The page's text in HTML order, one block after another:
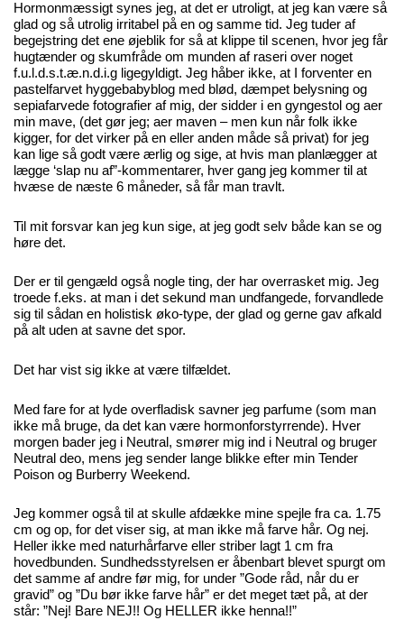
Hormonmæssigt synes jeg, at det er utroligt, at jeg kan være så
glad og så utrolig irritabel på en og samme tid. Jeg tuder af
begejstring det ene øjeblik for så at klippe til scenen, hvor jeg får
hugtænder og skumfråde om munden af raseri over noget
f.u.l.d.s.t.æ.n.d.i.g ligegyldigt. Jeg håber ikke, at I forventer en
pastelfarvet hyggebabyblog med blød, dæmpet belysning og
sepiafarvede fotografier af mig, der sidder i en gyngestol og aer
min mave, (det gør jeg; aer maven – men kun når folk ikke
kigger, for det virker på en eller anden måde så privat) for jeg
kan lige så godt være ærlig og sige, at hvis man planlægger at
lægge ‘slap nu af”-kommentarer, hver gang jeg kommer til at
hvæse de næste 6 måneder, så får man travlt.
Til mit forsvar kan jeg kun sige, at jeg godt selv både kan se og
høre det.
Der er til gengæld også nogle ting, der har overrasket mig. Jeg
troede f.eks. at man i det sekund man undfangede, forvandlede
sig til sådan en holistisk øko-type, der glad og gerne gav afkald
på alt uden at savne det spor.
Det har vist sig ikke at være tilfældet.
Med fare for at lyde overfladisk savner jeg parfume (som man
ikke må bruge, da det kan være hormonforstyrrende). Hver
morgen bader jeg i Neutral, smører mig ind i Neutral og bruger
Neutral deo, mens jeg sender lange blikke efter min Tender
Poison og Burberry Weekend.
Jeg kommer også til at skulle afdække mine spejle fra ca. 1.75
cm og op, for det viser sig, at man ikke må farve hår. Og nej.
Heller ikke med naturhårfarve eller striber lagt 1 cm fra
hovedbunden. Sundhedsstyrelsen er åbenbart blevet spurgt om
det samme af andre før mig, for under ”Gode råd, når du er
gravid” og ”Du bør ikke farve hår” er det meget tæt på, at der
står: ”Nej! Bare NEJ!! Og HELLER ikke henna!!”